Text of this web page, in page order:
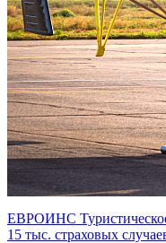
ЕВРОИНС Туристическое
15 тыс. страховых